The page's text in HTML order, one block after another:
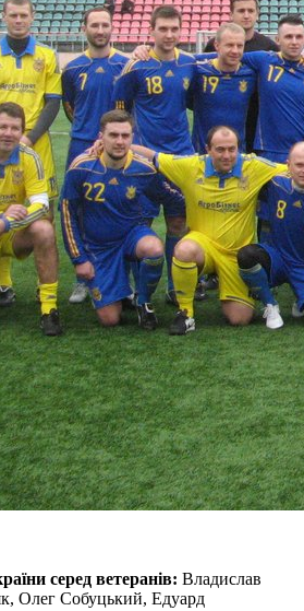
серед ветеранів: Владислав
Олег Собуцький, Едуард